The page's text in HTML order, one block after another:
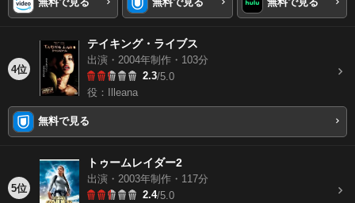
4位
テイキング・ライブス
出演・2004年制作・103分
2.3/5.0
役：Illeana
無料で見る
5位
トゥームレイダー2
出演・2003年制作・117分
2.4/5.0